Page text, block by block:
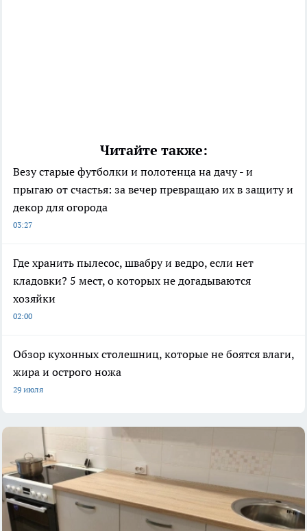
Читайте также:
Везу старые футболки и полотенца на дачу - и
прыгаю от счастья: за вечер превращаю их в защиту и
декор для огорода
03:27
Где хранить пылесос, швабру и ведро, если нет
кладовки? 5 мест, о которых не догадываются
хозяйки
02:00
Обзор кухонных столешниц, которые не боятся влаги,
жира и острого ножа
29 июля